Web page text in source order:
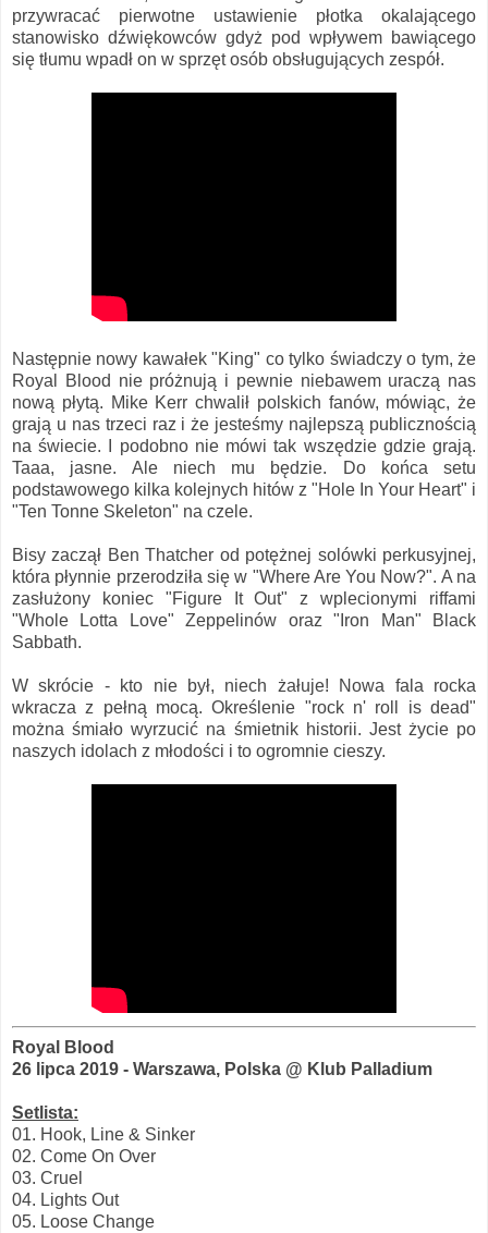
przywracać pierwotne ustawienie płotka okalającego
stanowisko dźwiękowców gdyż pod wpływem bawiącego
się tłumu wpadł on w sprzęt osób obsługujących zespół.
Następnie nowy kawałek "King" co tylko świadczy o tym, że
Royal Blood nie próżnują i pewnie niebawem uraczą nas
nową płytą. Mike Kerr chwalił polskich fanów, mówiąc, że
grają u nas trzeci raz i że jesteśmy najlepszą publicznością
na świecie. I podobno nie mówi tak wszędzie gdzie grają.
Taaa, jasne. Ale niech mu będzie. Do końca setu
podstawowego kilka kolejnych hitów z "Hole In Your Heart" i
"Ten Tonne Skeleton" na czele.
Bisy zaczął Ben Thatcher od potężnej solówki perkusyjnej,
która płynnie przerodziła się w "Where Are You Now?". A na
zasłużony koniec "Figure It Out" z wplecionymi riffami
"Whole Lotta Love" Zeppelinów oraz "Iron Man" Black
Sabbath.
W skrócie - kto nie był, niech żałuje! Nowa fala rocka
wkracza z pełną mocą. Określenie "rock n' roll is dead"
można śmiało wyrzucić na śmietnik historii. Jest życie po
naszych idolach z młodości i to ogromnie cieszy.
Royal Blood
26 lipca 2019 - Warszawa, Polska @ Klub Palladium
Setlista:
01. Hook, Line & Sinker
02. Come On Over
03. Cruel
04. Lights Out
05. Loose Change